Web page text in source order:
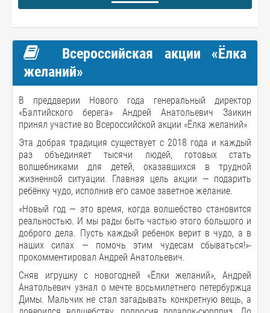
Всероссийская акции «Ёлка
желаний»
В преддверии Нового года генеральный директор
«Балтийского берега» Андрей Анатольевич Заикин
принял участие во Всероссийской акции «Ёлка желаний»
Эта добрая традиция существует с 2018 года и каждый
раз объединяет тысячи людей, готовых стать
волшебниками для детей, оказавшихся в трудной
жизненной ситуации. Главная цель акции — подарить
ребёнку чудо, исполнив его самое заветное желание.
«Новый год — это время, когда волшебство становится
реальностью. И мы рады быть частью этого большого и
доброго дела. Пусть каждый ребенок верит в чудо, а в
наших силах — помочь этим чудесам сбываться!»-
прокомментировал Андрей Анатольевич.
Сняв игрушку с новогодней «Ёлки желаний», Андрей
Анатольевич узнал о мечте восьмилетнего петербуржца
Димы. Мальчик не стал загадывать конкретную вещь, а